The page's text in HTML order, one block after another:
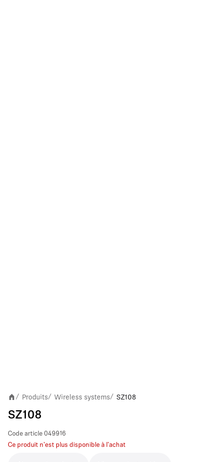
/ Produits/ Wireless systems/ SZ108
SZ108
Code article 049916
Ce produit n'est plus disponible à l'achat